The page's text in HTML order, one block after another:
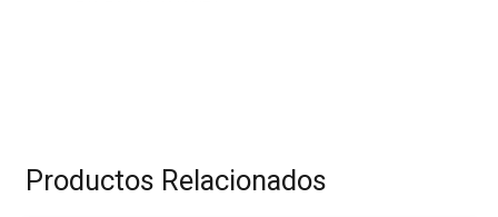
Productos Relacionados